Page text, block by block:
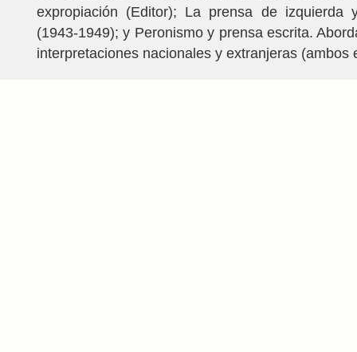
expropiación (Editor); La prensa de izquierda
(1943-1949); y Peronismo y prensa escrita.
interpretaciones nacionales y extranjeras (ambos